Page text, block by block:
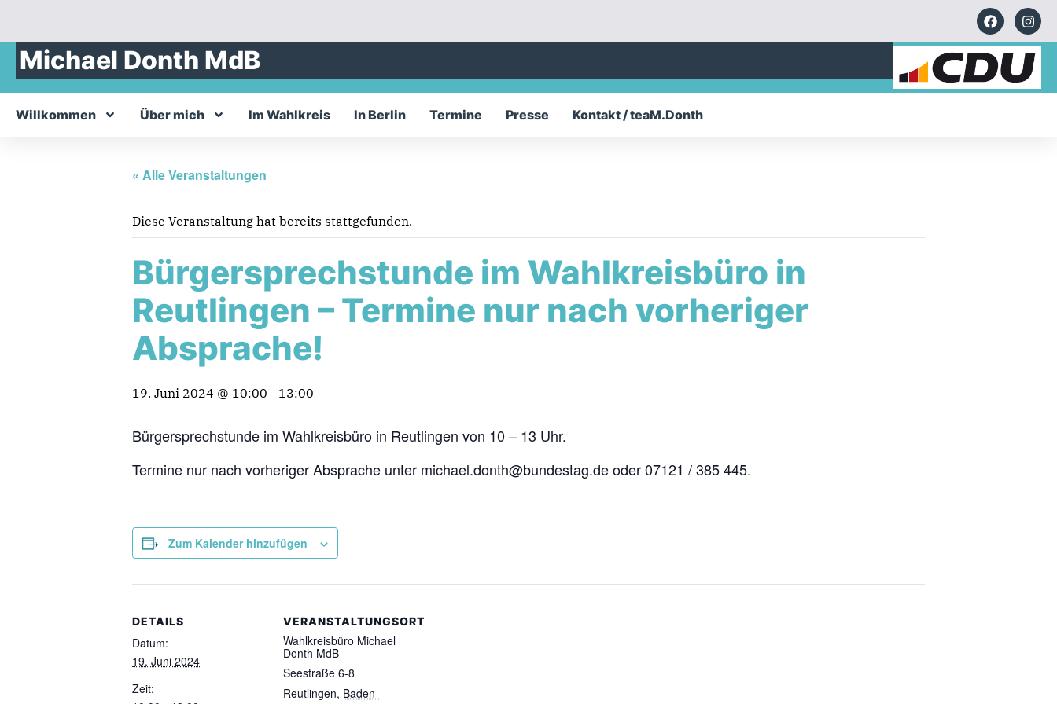
Michael Donth MdB
Willkommen Über mich Im Wahlkreis In Berlin Termine Presse Kontakt / teaM.Donth
« Alle Veranstaltungen
Diese Veranstaltung hat bereits stattgefunden.
Bürgersprechstunde im Wahlkreisbüro in
Reutlingen – Termine nur nach vorheriger
Absprache!
19. Juni 2024 @ 10:00 - 13:00
Bürgersprechstunde im Wahlkreisbüro in Reutlingen von 10 – 13 Uhr.
Termine nur nach vorheriger Absprache unter michael.donth@bundestag.de oder 07121 / 385 445.
Zum Kalender hinzufügen
DETAILS
Datum:
19. Juni 2024
Zeit:
VERANSTALTUNGSORT
Wahlkreisbüro Michael
Donth MdB
Seestraße 6-8
Reutlingen, Baden-